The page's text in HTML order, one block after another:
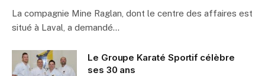
La compagnie Mine Raglan, dont le centre des affaires est
situé à Laval, a demandé…
Le Groupe Karaté Sportif célèbre
ses 30 ans